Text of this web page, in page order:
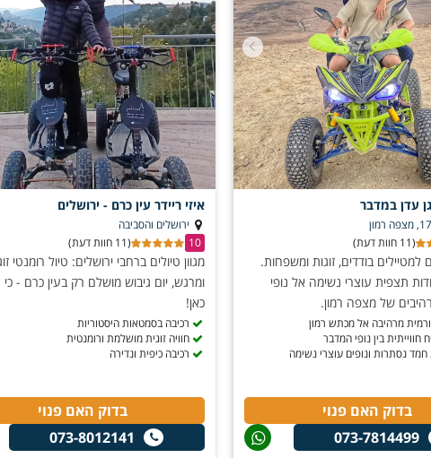
אתגר נוספות, וליצור יחד חוויה מרגשת שתישאר אתכם עוד שנים רבות.
אירוע מיוחד או פשוט כדי להתנתק מהשגרה.
עדן במדבר
(11 חוות דעת)
למטיילים בודדים, זוגות ומשפחות.
תצפית עוצרי נשימה אל נופי
של מצפה רמון.
מרהיבה אל מכתש רמון
בין נופי המדבר
חמד נסתרות ונופים עוצרי נשימה
בדוק האם פנוי
073-7814499
איזי ריידר עין כרם - ירושלים
ירושלים והסביבה
10
(11 חוות דעת)
מגוון טיולים ברחבי ירושלים: טיול רומנטי
ומרגש, יום גיבוש מושלם רק בעין כרם - כי
כאן!
רכיבה בסמטאות היסטוריות
חוויה זוגית מושלמת ורומנטית
רכיבה כיפית ונדירה
בדוק האם פנוי
073-8012141